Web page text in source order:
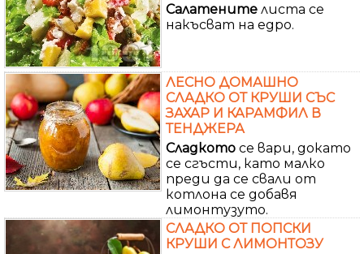
Салатените листа се
накъсват на едро.
ЛЕСНО ДОМАШНО
СЛАДКО ОТ КРУШИ СЪС
ЗАХАР И КАРАМФИЛ В
ТЕНДЖЕРА
Сладкото се вари, докато
се сгъсти, като малко
преди да се свали от
котлона се добавя
лимонтузуто.
СЛАДКО ОТ ПОПСКИ
КРУШИ С ЛИМОНТОЗУ